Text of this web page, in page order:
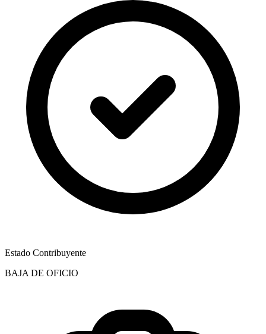
Estado Contribuyente
BAJA DE OFICIO